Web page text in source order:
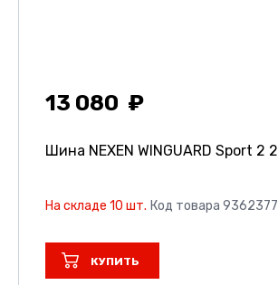
13 080
Шина NEXEN WINGUARD Sport 2
На складе 10 шт. Код товара 9362377
КУПИТЬ